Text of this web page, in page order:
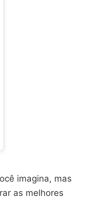
imagina, mas
as melhores